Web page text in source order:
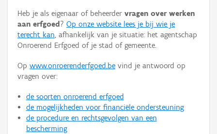
Hergebruik
Aanmelden
Heb je als eigenaar of beheerder vragen over werken
aan erfgoed ? Op onze website lees je bij wie je
terecht kan, afhankelijk van je situatie: het agentschap
Onroerend Erfgoed of je stad of gemeente.
Op www.onroerenderfgoed.be vind je antwoord op
vragen over:
de soorten onroerend erfgoed
de mogelijkheden voor financiële ondersteuning
de procedure en rechtsgevolgen van een
bescherming